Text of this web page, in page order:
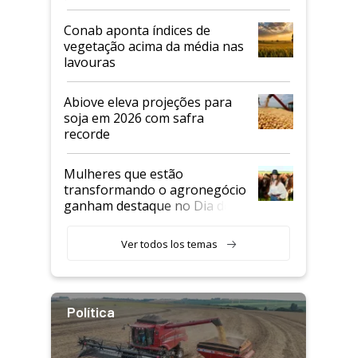
Conab aponta índices de
vegetação acima da média nas
lavouras
Abiove eleva projeções para
soja em 2026 com safra
recorde
Mulheres que estão
transformando o agronegócio
ganham destaque no Dia do
Ver todos los temas
Política